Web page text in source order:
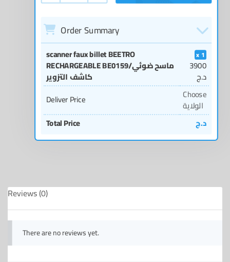
Order Summary
scanner faux billet BEETRO
RECHARGEABLE BE0159/ماسح ضوئي
كاشف التزوير
1
3900
د.ج
Deliver Price
Choose
الولاية
Total Price
د.ج
Reviews (0)
There are no reviews yet.